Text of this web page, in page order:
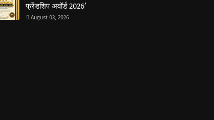
फ्रेंडशिप अवॉर्ड 2026’
August 03, 2026